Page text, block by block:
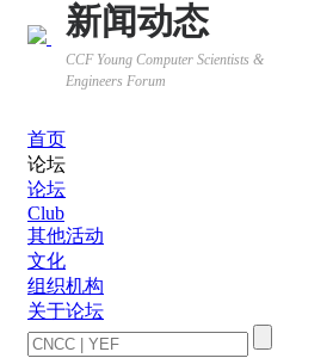
新闻动态
CCF Young Computer Scientists &
Engineers Forum
首页
论坛
论坛
Club
其他活动
文化
组织机构
关于论坛